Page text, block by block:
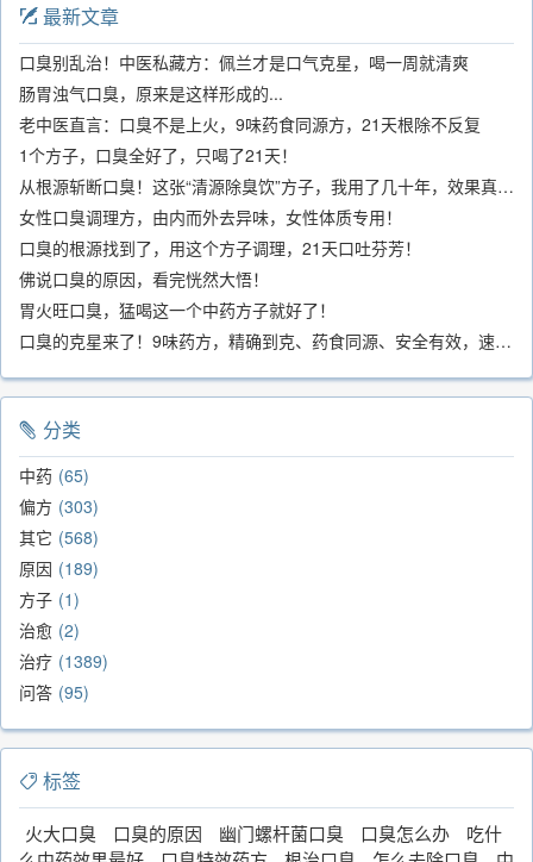
最新文章
口臭别乱治！中医私藏方：佩兰才是口气克星，喝一周就清爽
肠胃浊气口臭，原来是这样形成的...
老中医直言：口臭不是上火，9味药食同源方，21天根除不反复
1个方子，口臭全好了，只喝了21天！
从根源斩断口臭！这张“清源除臭饮”方子，我用了几十年，效果真不错
女性口臭调理方，由内而外去异味，女性体质专用！
口臭的根源找到了，用这个方子调理，21天口吐芬芳！
佛说口臭的原因，看完恍然大悟！
胃火旺口臭，猛喝这一个中药方子就好了！
口臭的克星来了！9味药方，精确到克、药食同源、安全有效，速看！
分类
中药 65
偏方 303
其它 568
原因 189
方子 1
治愈 2
治疗 1389
问答 95
标签
火大口臭 口臭的原因 幽门螺杆菌口臭 口臭怎么办
吃什